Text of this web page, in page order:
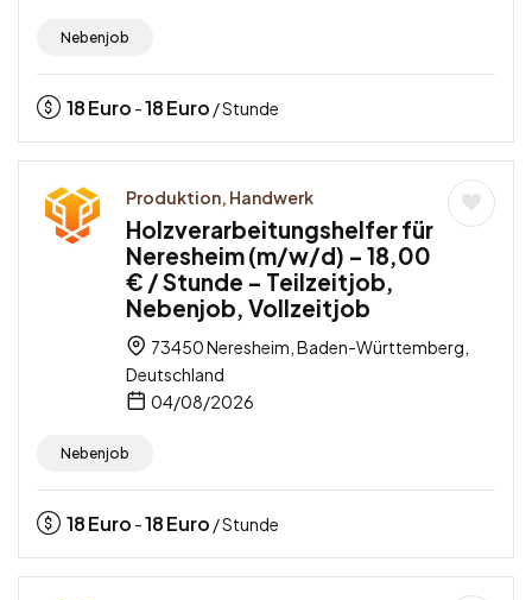
Nebenjob
18Euro -18Euro / Stunde
Produktion, Handwerk
Holzverarbeitungshelfer für
Neresheim (m/w/d) – 18,00
€ / Stunde – Teilzeitjob,
Nebenjob, Vollzeitjob
73450 Neresheim, Baden-Württemberg,
Deutschland
04/08/2026
Nebenjob
18Euro -18Euro / Stunde